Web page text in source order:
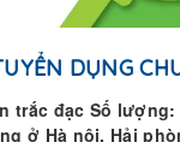
trắc đạc Số lượng:
ở Hà nội, Hải